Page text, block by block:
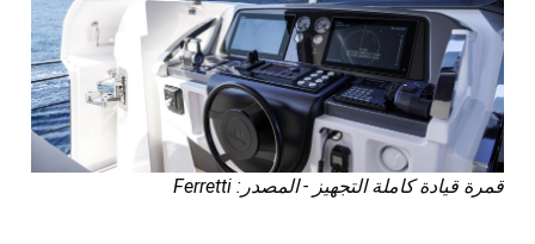
قمرة قيادة كاملة التجهيز - المصدر: Ferretti